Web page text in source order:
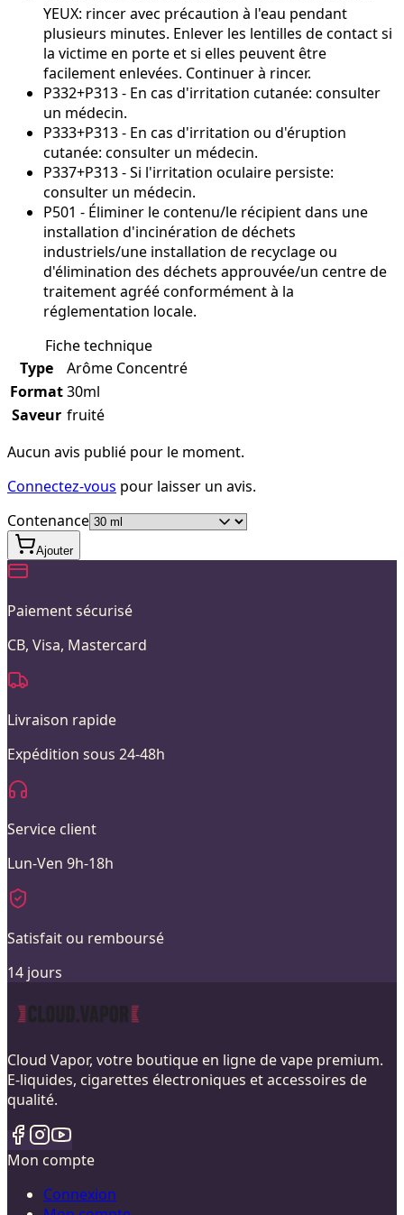
YEUX: rincer avec précaution à l'eau pendant
plusieurs minutes. Enlever les lentilles de contact si
la victime en porte et si elles peuvent être
facilement enlevées. Continuer à rincer.
P332+P313 - En cas d'irritation cutanée: consulter
un médecin.
P333+P313 - En cas d'irritation ou d'éruption
cutanée: consulter un médecin.
P337+P313 - Si l'irritation oculaire persiste:
consulter un médecin.
P501 - Éliminer le contenu/le récipient dans une
installation d'incinération de déchets
industriels/une installation de recyclage ou
d'élimination des déchets approuvée/un centre de
traitement agréé conformément à la
réglementation locale.
Fiche technique
Type
Arôme Concentré
Format30ml
Saveur fruité
Aucun avis publié pour le moment.
Connectez-vous pour laisser un avis.
Contenance
Ajouter
Paiement sécurisé
CB, Visa, Mastercard
Livraison rapide
Expédition sous 24-48h
Service client
Lun-Ven 9h-18h
Satisfait ou remboursé
14 jours
Cloud Vapor, votre boutique en ligne de vape premium.
E-liquides, cigarettes électroniques et accessoires de
qualité.
Mon compte
Connexion